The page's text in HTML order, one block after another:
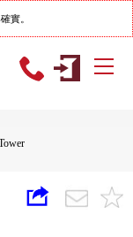
實。